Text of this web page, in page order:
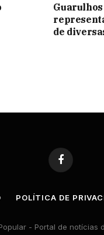
de
Facebook
POLÍTICA DE
- Portal de notícias